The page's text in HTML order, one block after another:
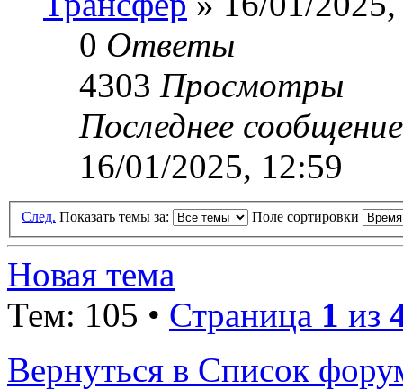
0 Ответы
4303 Просмотры
Последнее
16/01/2025, 12:59
След. Показать темы за: Поле сортировки
Новая тема
Тем: 105 • Страница 1 из
Вернуться в Список